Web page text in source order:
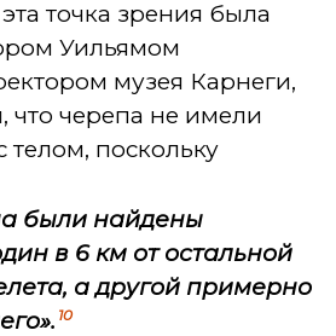
точка зрения была
Уильямом
музея Карнеги,
что черепа не имели
телом, поскольку
были найдены
в 6 км от остальной
а другой примерно
10